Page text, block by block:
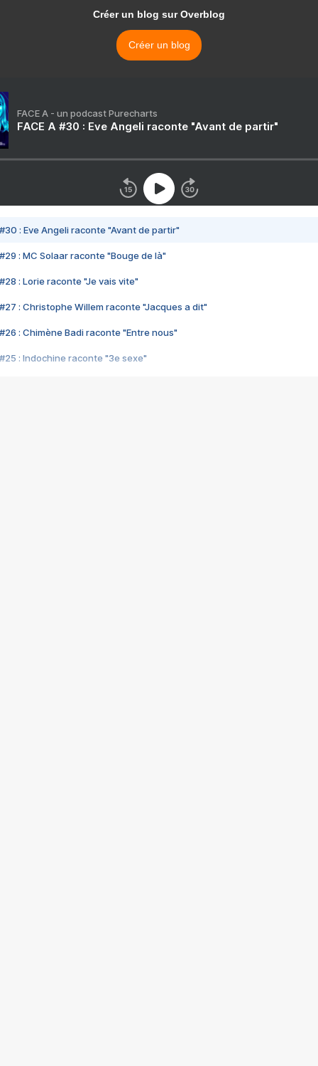
Créer un blog sur Overblog
Créer un blog
FACE A - un podcast Purecharts
FACE A #30 : Eve Angeli raconte "Avant de partir"
#30 : Eve Angeli raconte "Avant de partir"
#29 : MC Solaar raconte "Bouge de là"
#28 : Lorie raconte "Je vais vite"
#27 : Christophe Willem raconte "Jacques a dit"
#26 : Chimène Badi raconte "Entre nous"
#25 : Indochine raconte "3e sexe"